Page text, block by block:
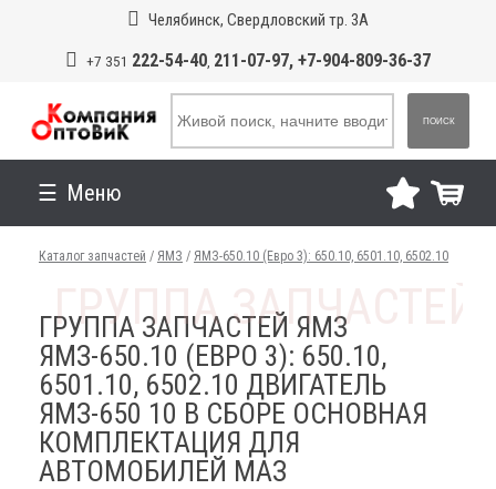
Челябинск, Свердловский тр. 3А
+7 351 222-54-40, 211-07-97, +7-904-809-36-37
ПОИСК
Меню
Каталог запчастей / ЯМЗ / ЯМЗ-650.10 (Евро 3): 650.10, 6501.10, 6502.10
ГРУППА ЗАПЧАСТЕЙ ЯМЗ
ЯМЗ-650.10 (ЕВРО 3): 650.10,
6501.10, 6502.10 ДВИГАТЕЛЬ
ЯМЗ-650 10 В СБОРЕ ОСНОВНАЯ
КОМПЛЕКТАЦИЯ ДЛЯ
АВТОМОБИЛЕЙ МАЗ